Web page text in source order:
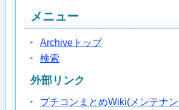
メニュー
Archiveトップ
検索
外部リンク
プチコンまとめWiki(メンテナ